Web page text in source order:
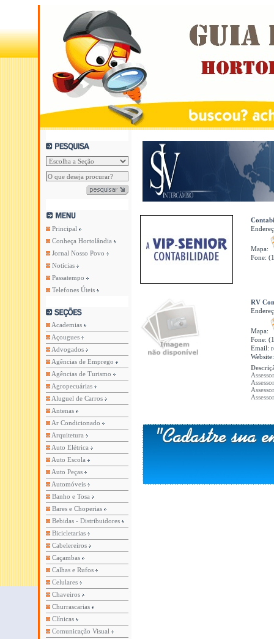
Principal
Conheça Hortolândia
Jornal Nosso Povo
Notícias
Passatempo
Telefones Úteis
Academias
Açougues
Advogados
Agências de Emprego
Agências de Turismo
Agropecuárias
Aluguel de Carros
Antenas
Ar Condicionado
Arquitetura
Auto Elétrica
Auto Escola
Auto Peças
Automóveis
Banho e Tosa
Bares e Choperias
Bebidas - Distribuidores
Bicicletarias
Cabelereiros
Caçambas
Calhas e Rufos
Celulares
Chaveiros
Churrascarias
Clínicas
Comunicação Visual
Mapa:
Fone:
RV
Mapa:
Fone:
Email: